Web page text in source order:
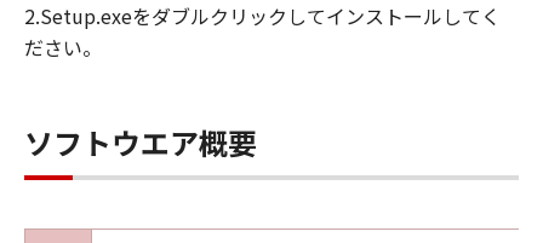
2.Setup.exeをダブルクリックしてインストールしてく
ださい。
ソフトウエア概要